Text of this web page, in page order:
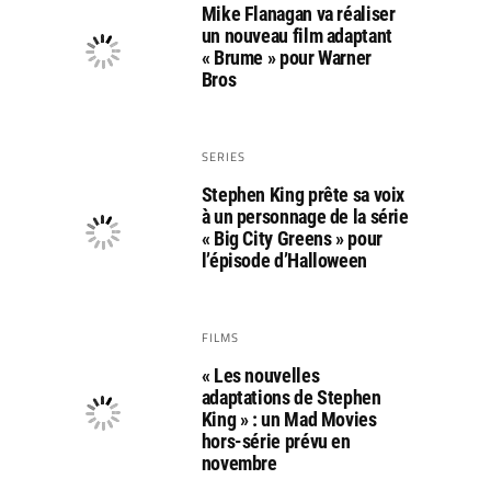
Mike Flanagan va réaliser
un nouveau film adaptant
« Brume » pour Warner
Bros
SERIES
Stephen King prête sa voix
à un personnage de la série
« Big City Greens » pour
l’épisode d’Halloween
FILMS
« Les nouvelles
adaptations de Stephen
King » : un Mad Movies
hors-série prévu en
novembre